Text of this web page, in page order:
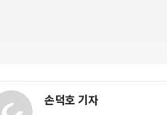
손덕호 기자